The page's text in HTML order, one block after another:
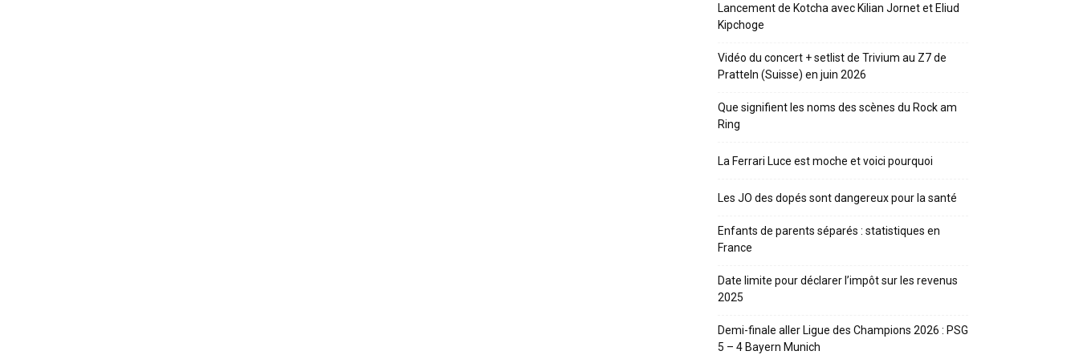
Lancement de Kotcha avec Kilian Jornet et Eliud
Kipchoge
Vidéo du concert + setlist de Trivium au Z7 de
Pratteln (Suisse) en juin 2026
Que signifient les noms des scènes du Rock am
Ring
La Ferrari Luce est moche et voici pourquoi
Les JO des dopés sont dangereux pour la santé
Enfants de parents séparés : statistiques en
France
Date limite pour déclarer l’impôt sur les revenus
2025
Demi-finale aller Ligue des Champions 2026 : PSG
5 – 4 Bayern Munich